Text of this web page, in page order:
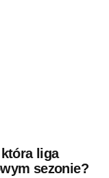
liga
sezonie?